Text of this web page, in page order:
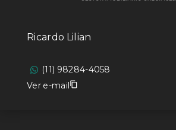
Ricardo Lilian
(11) 98284-4058
Ver e-mail